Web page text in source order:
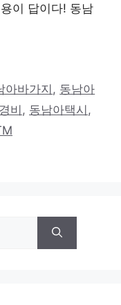
이 답이다! 동남
아바가지 , 동남아
비, 동남아택시 ,